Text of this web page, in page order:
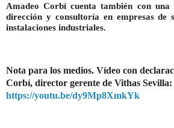
Amadeo Corbí cuenta también con una
dirección y consultoría en empresas de
instalaciones industriales.
Nota para los medios. Vídeo con
Corbí, director gerente de Vithas Sevilla:
https://youtu.be/dy9Mp8XmkYk